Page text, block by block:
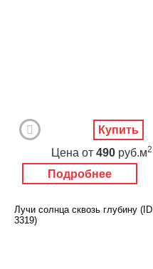
Подробнее
Цена от 490 руб.м2
Купить
Лучи солнца сквозь глубину (ID
3319)